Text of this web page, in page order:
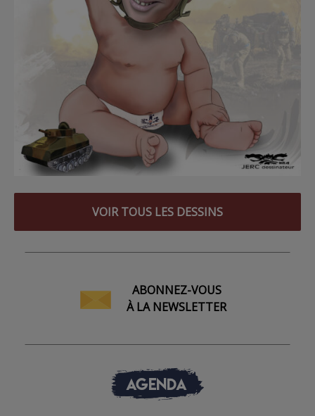
VOIR TOUS LES DESSINS
ABONNEZ-VOUS
À LA NEWSLETTER
AGENDA